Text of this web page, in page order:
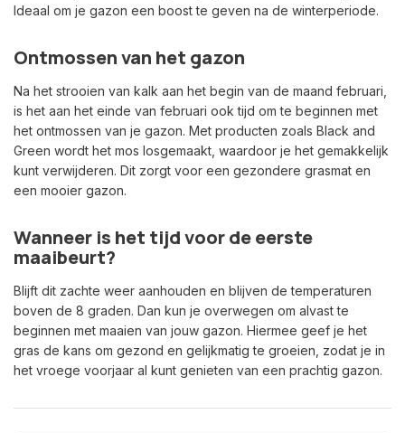
Ideaal om je gazon een boost te geven na de winterperiode.
Ontmossen van het gazon
Na het strooien van kalk aan het begin van de maand februari,
is het aan het einde van februari ook tijd om te beginnen met
het ontmossen van je gazon. Met producten zoals Black and
Green wordt het mos losgemaakt, waardoor je het gemakkelijk
kunt verwijderen. Dit zorgt voor een gezondere grasmat en
een mooier gazon.
Wanneer is het tijd voor de eerste
maaibeurt?
Blijft dit zachte weer aanhouden en blijven de temperaturen
boven de 8 graden. Dan kun je overwegen om alvast te
beginnen met maaien van jouw gazon. Hiermee geef je het
gras de kans om gezond en gelijkmatig te groeien, zodat je in
het vroege voorjaar al kunt genieten van een prachtig gazon.